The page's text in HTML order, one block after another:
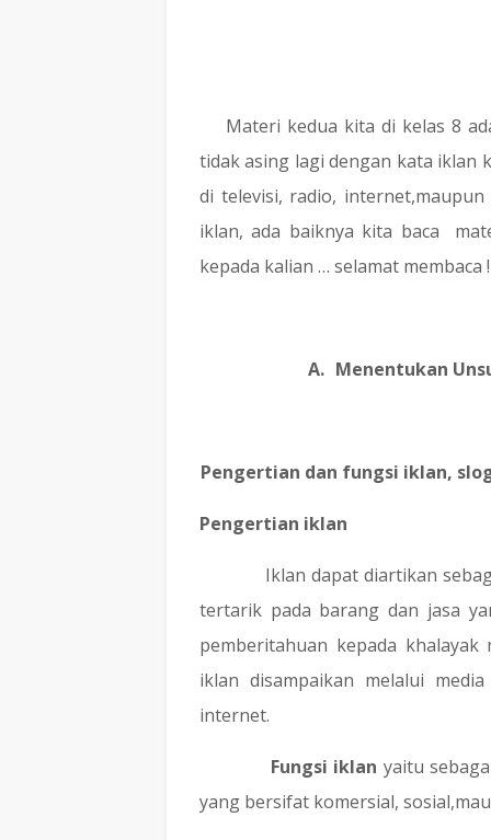
Materi kedua kita di kelas 8
tidak asing lagi dengan kata iklan
di televisi, radio,
iklan, ada baiknya kita baca
kepada kalian … selamat membaca !
A. Menentukan
Pengertian dan fungsi iklan,
Pengertian iklan
Iklan dapat diartikan
tertarik pada barang dan jasa
pemberitahuan kepada
iklan disampaikan melalui
internet.
Fungsi iklan yaitu
yang bersifat komersial,